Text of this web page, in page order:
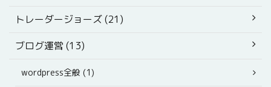
トレーダージョーズ (21)
ブログ運営 (13)
wordpress全般 (1)